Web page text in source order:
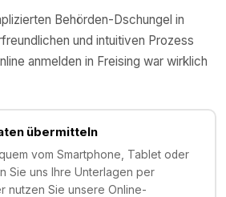
Behörden-Dschungel in
und intuitiven Prozess
anmelden in Freising war wirklich
übermitteln
vom Smartphone, Tablet oder
Sie uns Ihre Unterlagen per
nutzen Sie unsere Online-